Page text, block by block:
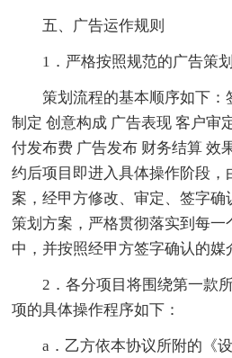
五、广告运作规则
1．严格按照规范的广告策
策划流程的基本顺序如下：
制定 创意构成 广告表现 客户审
付发布费 广告发布 财务结算 效
约后项目即进入具体操作阶段，
案，经甲方修改、审定、签字
策划方案，严格贯彻落实到每一
中，并按照经甲方签字确认的媒
2．各分项目将围绕第一款
项的具体操作程序如下：
a．乙方依本协议所附的《